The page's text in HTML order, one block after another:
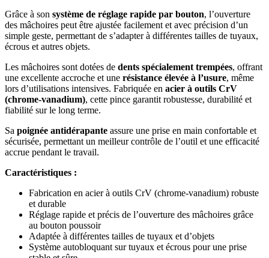
Grâce à son système de réglage rapide par bouton, l’ouverture
des mâchoires peut être ajustée facilement et avec précision d’un
simple geste, permettant de s’adapter à différentes tailles de tuyaux,
écrous et autres objets.
Les mâchoires sont dotées de dents spécialement trempées, offrant
une excellente accroche et une résistance élevée à l’usure, même
lors d’utilisations intensives. Fabriquée en acier à outils CrV
(chrome-vanadium), cette pince garantit robustesse, durabilité et
fiabilité sur le long terme.
Sa poignée antidérapante assure une prise en main confortable et
sécurisée, permettant un meilleur contrôle de l’outil et une efficacité
accrue pendant le travail.
Caractéristiques :
Fabrication en acier à outils CrV (chrome-vanadium) robuste
et durable
Réglage rapide et précis de l’ouverture des mâchoires grâce
au bouton poussoir
Adaptée à différentes tailles de tuyaux et d’objets
Système autobloquant sur tuyaux et écrous pour une prise